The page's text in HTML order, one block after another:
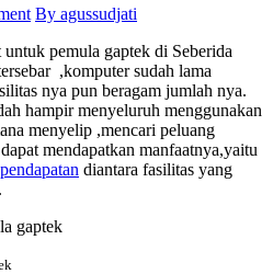
By agussudjati
pemula gaptek di Seberida
,komputer sudah lama
nya pun beragam jumlah nya.
hampir menyeluruh menggunakan
menyelip ,mencari peluang
mendapatkan manfaatnya,yaitu
pendapatan diantara fasilitas yang